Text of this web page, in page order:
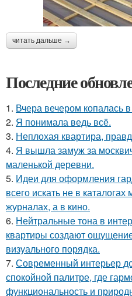
читать дальше →
Последние
1. Вчера вечером копалась
2. Я понимала ведь всё.
3. Неплохая квартира,
4. Я вышла замуж за
маленькой деревни.
5. Идеи для оформления
всего искать не в
журналах, а в кино.
6. Нейтральные тона в
квартиры создают
визуального порядка.
7. Современный интерьер
спокойной палитре, где
функциональность и